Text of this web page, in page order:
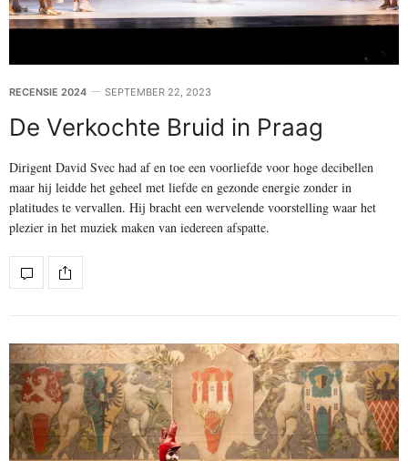
RECENSIE 2024 SEPTEMBER 22, 2023
De Verkochte Bruid in Praag
Dirigent David Svec had af en toe een voorliefde voor hoge decibellen
maar hij leidde het geheel met liefde en gezonde energie zonder in
platitudes te vervallen. Hij bracht een wervelende voorstelling waar het
plezier in het muziek maken van iedereen afspatte.